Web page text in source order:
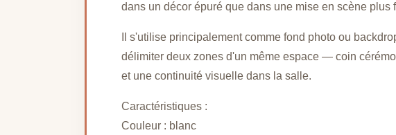
dans un décor épuré que dans une mise en scène
Il s'utilise principalement comme fond photo ou
délimiter deux zones d'un même espace — coin
et une continuité visuelle dans la salle.
Caractéristiques :
Couleur : blanc